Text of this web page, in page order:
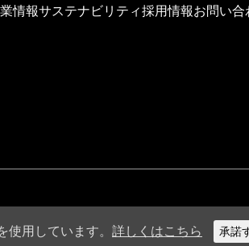
情報サステナビリティ採用情報お問い合
使用しています。 承諾
詳しくはこちら